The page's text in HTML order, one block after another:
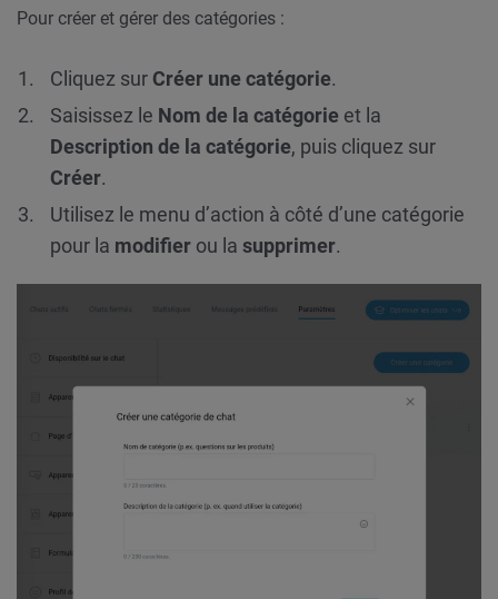
Pour créer et gérer des catégories :
Cliquez sur Créer une catégorie.
Saisissez le Nom de la catégorie et la
Description de la catégorie, puis cliquez sur
Créer.
Utilisez le menu d’action à côté d’une catégorie
pour la modifier ou la supprimer.